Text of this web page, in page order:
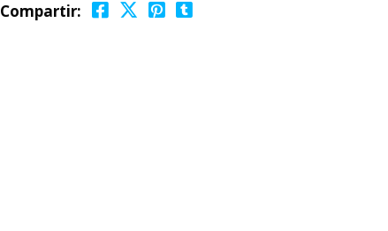
Compartir: